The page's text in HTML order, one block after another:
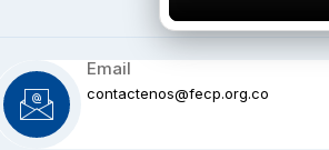
Email
contactenos@fecp.org.co